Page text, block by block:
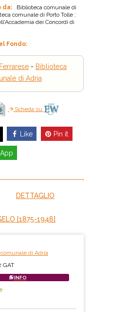
da:
Biblioteca comunale di
comunale di Porto Tolle ;
dei Concordi di
Fondo:
- Biblioteca
di Adria
Scheda su
Like Pin it
DETTAGLIO
[1875-1948]
di Adria
GAT
INFO